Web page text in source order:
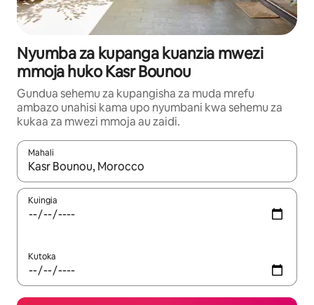
Nyumba za kupanga kuanzia mwezi
mmoja huko Kasr Bounou
Gundua sehemu za kupangisha za muda mrefu
ambazo unahisi kama upo nyumbani kwa sehemu za
kukaa za mwezi mmoja au zaidi.
Mahali
Wakati matokeo yanapatikana, vinjari kwa kutumia vitufe vya
Kuingia
Kutoka